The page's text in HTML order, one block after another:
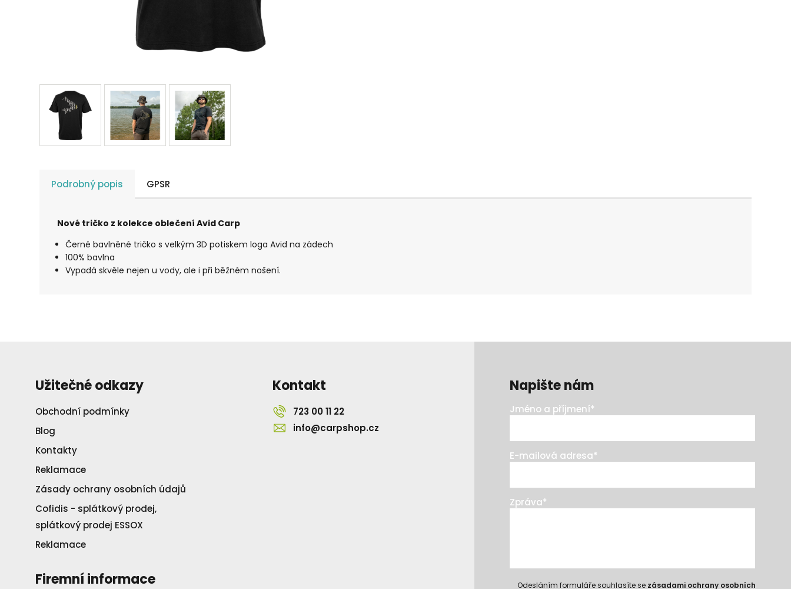
Podrobný popis GPSR
Nové tričko z kolekce oblečení Avid Carp
Černé bavlněné tričko s velkým 3D potiskem loga Avid na zádech
100% bavlna
Vypadá skvěle nejen u vody, ale i při běžném nošení.
Užitečné odkazy
Obchodní podmínky
Blog
Kontakty
Reklamace
Zásady ochrany osobních údajů
Cofidis - splátkový prodej,
splátkový prodej ESSOX
Reklamace
Firemní informace
Kontakt
723 00 11 22
info@carpshop.cz
Napište nám
Jméno a příjmení*
E-mailová adresa*
Zpráva*
Odesláním formuláře souhlasíte se zásadami ochrany osobních